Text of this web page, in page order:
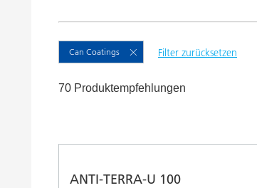
Filter zurücksetzen
Can Coatings
70 Produktempfehlungen
ANTI-TERRA-U 100